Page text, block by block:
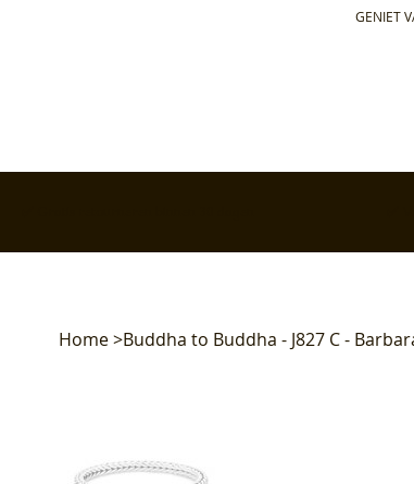
GENIET
Home>Buddha to Buddha - J827 C -